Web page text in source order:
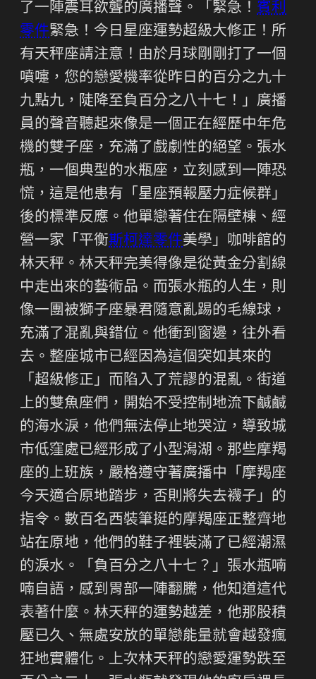
了一陣震耳欲聾的廣播聲。「緊急！ 賓利
零件緊急！今日星座運勢超級大修正！所
有天秤座請注意！由於月球剛剛打了一個
噴嚏，您的戀愛機率從昨日的百分之九十
九點九，陡降至負百分之八十七！」廣播
員的聲音聽起來像是一個正在經歷中年危
機的雙子座，充滿了戲劇性的絕望。張水
瓶，一個典型的水瓶座，立刻感到一陣恐
慌，這是他患有「星座預報壓力症候群」
後的標準反應。他單戀著住在隔壁棟、經
營一家「平衡斯柯達零件美學」咖啡館的
林天秤。林天秤完美得像是從黃金分割線
中走出來的藝術品。而張水瓶的人生，則
像一團被獅子座暴君隨意亂踢的毛線球，
充滿了混亂與錯位。他衝到窗邊，往外看
去。整座城市已經因為這個突如其來的
「超級修正」而陷入了荒謬的混亂。街道
上的雙魚座們，開始不受控制地流下鹹鹹
的海水淚，他們無法停止地哭泣，導致城
市低窪處已經形成了小型潟湖。那些摩羯
座的上班族，嚴格遵守著廣播中「摩羯座
今天適合原地踏步，否則將失去襪子」的
指令。數百名西裝筆挺的摩羯座正整齊地
站在原地，他們的鞋子裡裝滿了已經潮濕
的淚水。「負百分之八十七？」張水瓶喃
喃自語，感到胃部一陣翻騰，他知道這代
表著什麼。林天秤的運勢越差，他那股積
壓已久、無處安放的單戀能量就會越發瘋
狂地實體化。上次林天秤的戀愛運勢跌至